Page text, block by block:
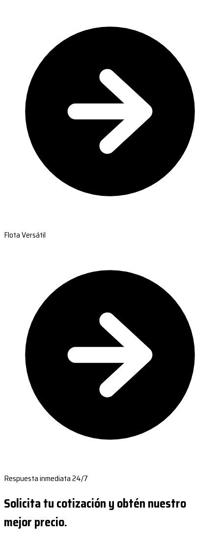
Flota Versátil
Respuesta inmediata 24/7
Solicita tu cotización y obtén nuestro
mejor precio.